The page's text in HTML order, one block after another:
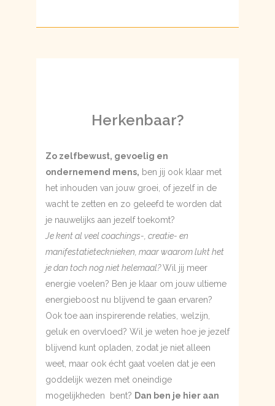
Herkenbaar?
Zo zelfbewust, gevoelig en
ondernemend mens, ben jij ook klaar met
het inhouden van jouw groei, of jezelf in de
wacht te zetten en zo geleefd te worden dat
je nauwelijks aan jezelf toekomt?
Je kent al veel coachings-, creatie- en
manifestatietecknieken, maar waarom lukt het
je dan toch nog niet helemaal?Wil jij meer
energie voelen? Ben je klaar om jouw ultieme
energieboost nu blijvend te gaan ervaren?
Ook toe aan inspirerende relaties, welzijn,
geluk en overvloed? Wil je weten hoe je jezelf
blijvend kunt opladen, zodat je niet alleen
weet, maar ook écht gaat voelen dat je een
goddelijk wezen met oneindige
mogelijkheden bent? Dan ben je hier aan